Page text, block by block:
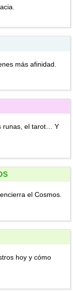
más afinidad.
runas, el tarot… Y
el Cosmos.
hoy y cómo